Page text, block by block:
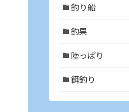
釣り船
釣果
陸っぱり
餌釣り